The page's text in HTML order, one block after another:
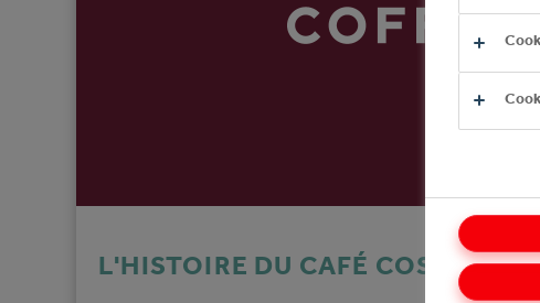
L'HISTOIRE DU CAFÉ COSTA